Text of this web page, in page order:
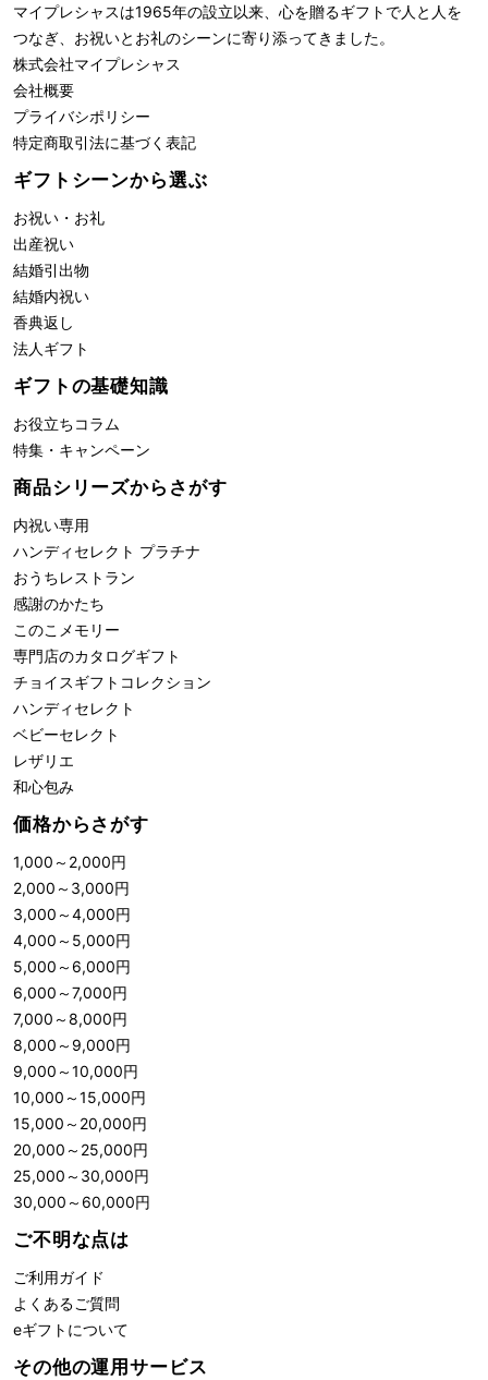
マイプレシャスは1965年の設立以来、心を贈るギフトで人と人を
つなぎ、お祝いとお礼のシーンに寄り添ってきました。
株式会社マイプレシャス
会社概要
プライバシポリシー
特定商取引法に基づく表記
ギフトシーンから選ぶ
お祝い・お礼
出産祝い
結婚引出物
結婚内祝い
香典返し
法人ギフト
ギフトの基礎知識
お役立ちコラム
特集・キャンペーン
商品シリーズからさがす
内祝い専用
ハンディセレクト プラチナ
おうちレストラン
感謝のかたち
このこメモリー
専門店のカタログギフト
チョイスギフトコレクション
ハンディセレクト
ベビーセレクト
レザリエ
和心包み
価格からさがす
1,000 ～ 2,000円
2,000 ～ 3,000円
3,000 ～4,000円
4,000 ～ 5,000円
5,000 ～ 6,000円
6,000 ～7,000円
7,000 ～8,000円
8,000 ～ 9,000円
9,000 ～10,000円
10,000 ～15,000円
15,000 ～ 20,000円
20,000 ～ 25,000円
25,000 ～ 30,000円
30,000 ～ 60,000円
ご不明な点は
ご利用ガイド
よくあるご質問
eギフトについて
その他の運用サービス